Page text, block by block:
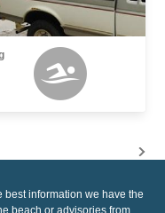
best information we have the